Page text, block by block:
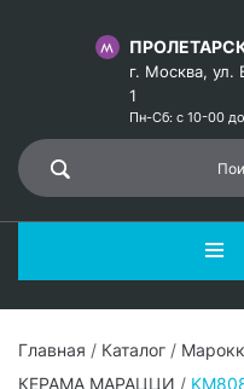
г. Москва, ул.
1
Пн-Сб: с 10-00
Главная / Каталог /
КЕРАМА МАРАЦЦИ /